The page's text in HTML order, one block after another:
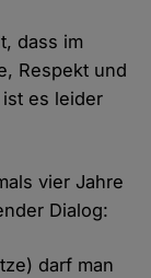
dass im
Respekt und
es leider
vier Jahre
Dialog:
darf man